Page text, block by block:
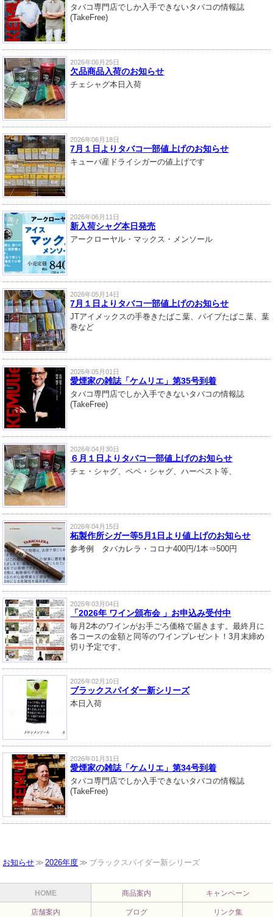
タバコ専門店でしか入手できないタバコの情報誌
(TakeFree)
2026年06月25日
欠品商品入荷のお知らせ
チェシャグ本日入荷
2026年06月18日
7月１日よりタバコ一部値上げのお知らせ
キューバ産ドライシガーの値上げです
2026年06月11日
新入荷シャグ本日発売
アークローヤル・マックス・メンソール
2026年05月14日
7月１日よりタバコ一部値上げのお知らせ
JTアイメックスの手巻きたばこ葉、パイプたばこ葉、葉
巻など
2026年05月01日
愛煙家の雑誌「ケムリエ」第35号到着
タバコ専門店でしか入手できないタバコの情報誌
(TakeFree)
2026年04月30日
６月１日よりタバコ一部値上げのお知らせ
チェ・シャグ、ペペ・シャグ、ハーベスト等、
2026年04月15日
柘製作所シガー等5月1日より値上げのお知らせ
参考例 タバカレラ・コロナ400円/1本⇒500円
2026年03月04日
「2026年 ワイン頒布会 」お申込み受付中
毎月2本のワインがお手ごろ価格で届きます。最終月に
各コースの金額と同等のワインプレゼント！3月末締め
切り予定です。
2026年02月10日
ブラックスパイダー新シリーズ
本日入荷
2026年01月31日
愛煙家の雑誌「ケムリエ」第34号到着
タバコ専門店でしか入手できないタバコの情報誌
(TakeFree)
お知らせ 2026年度 ブラックスパイダー新シリーズ
HOME 商品案内 キャンペーン
店舗案内 ブログ リンク集